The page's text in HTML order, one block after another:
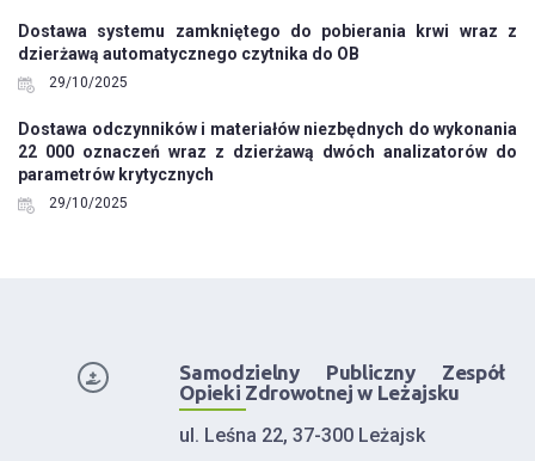
Dostawa systemu zamkniętego do pobierania krwi wraz z
dzierżawą automatycznego czytnika do OB
29/10/2025
Dostawa odczynników i materiałów niezbędnych do wykonania
22 000 oznaczeń wraz z dzierżawą dwóch analizatorów do
parametrów krytycznych
29/10/2025
Samodzielny Publiczny Zespół
Opieki Zdrowotnej w Leżajsku
ul. Leśna 22, 37-300 Leżajsk